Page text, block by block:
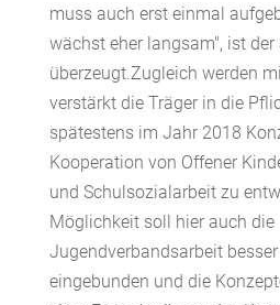
muss auch erst einmal
wächst eher langsam", ist der
überzeugt.Zugleich werden
verstärkt die Träger in die
spätestens im Jahr 2018
Kooperation von Offener
und Schulsozialarbeit zu
Möglichkeit soll hier auch die
Jugendverbandsarbeit
eingebunden und die